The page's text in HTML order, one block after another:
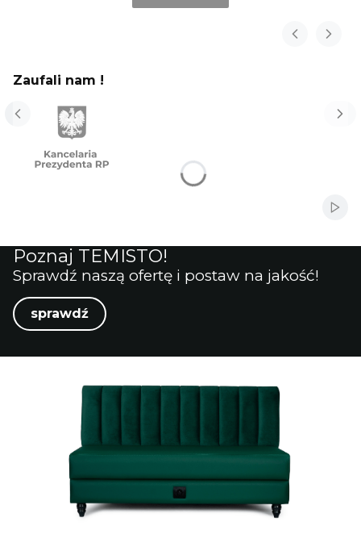
Zaufali nam !
Poznaj TEMISTO!
Sprawdź naszą ofertę i postaw na jakość!
sprawdź